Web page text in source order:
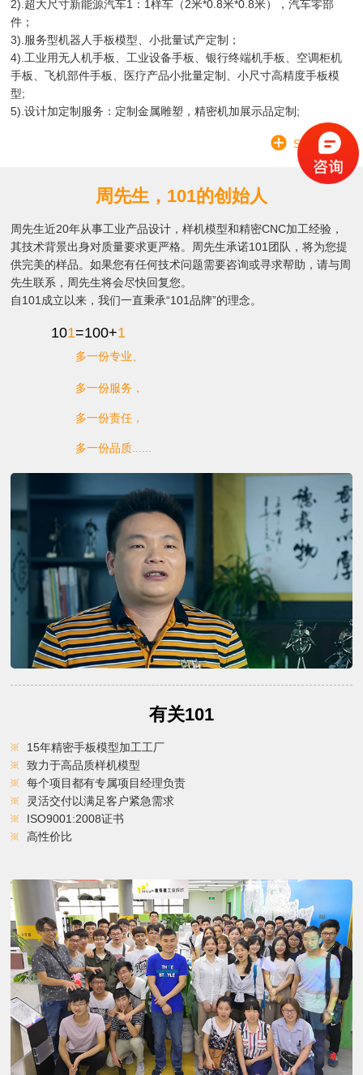
2).超大尺寸新能源汽车1：1样车（2米*0.8米*0.8米），汽车零部
件；
3).服务型机器人手板模型、小批量试产定制；
4).工业用无人机手板、工业设备手板、银行终端机手板、空调柜机
手板、飞机部件手板、医疗产品小批量定制、小尺寸高精度手板模
型;
5).设计加定制服务：定制金属雕塑，精密机加展示品定制;
SEE MORE
周先生，101的创始人
周先生近20年从事工业产品设计，样机模型和精密CNC加工经验，
其技术背景出身对质量要求更严格。周先生承诺101团队，将为您提
供完美的样品。如果您有任何技术问题需要咨询或寻求帮助，请与周
先生联系，周先生将会尽快回复您。
自101成立以来，我们一直秉承“101品牌”的理念。
101=100+1
多一份专业、
多一份服务，
多一份责任，
多一份品质......
有关101
15年精密手板模型加工工厂
致力于高品质样机模型
每个项目都有专属项目经理负责
灵活交付以满足客户紧急需求
ISO9001:2008证书
高性价比